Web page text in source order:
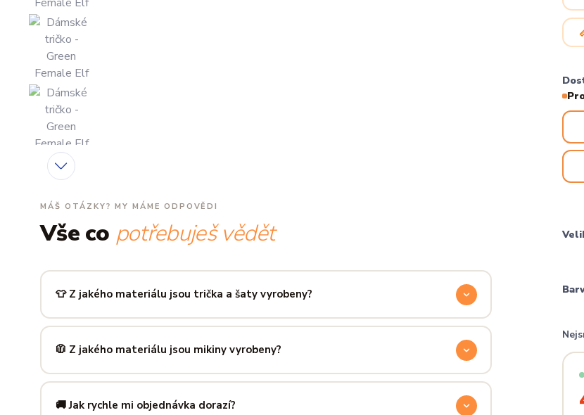
MÁŠ OTÁZKY? MY MÁME ODPOVĚDI
Vše co potřebuješ vědět
👕 Z jakého materiálu jsou trička a šaty vyrobeny?
Používáme prémiovou 100% bavlnu — měkkou na dotek, prodyšnou a odolnou. Produkt si
zachová tvar i barvu i po desítkách praní. Kvalita, kterou pocítíš hned při prvním oblečení.
🧥 Z jakého materiálu jsou mikiny vyrobeny?
Mikiny šijeme ze směsi80 % bavlny a 20 % polyesteru— příjemně hřejivá, pevná a zároveň
prodyšná kombinace, která si dlouho drží tvar i po opakovaném praní.
🚚 Jak rychle mi objednávka dorazí?